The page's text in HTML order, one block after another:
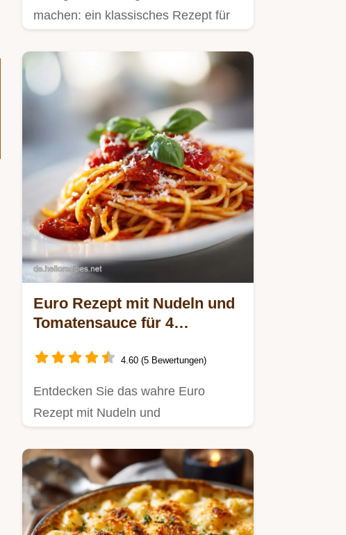
machen: ein klassisches Rezept für
Euro Rezept mit Nudeln und
Tomatensauce für 4
4.60 (5 Bewertungen)
Entdecken Sie das wahre Euro
Rezept mit Nudeln und
Pastawasser…